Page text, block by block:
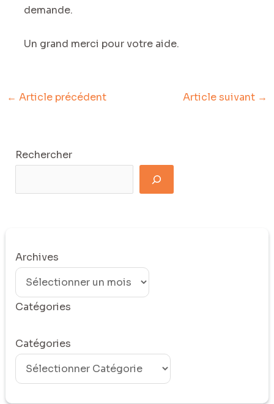
demande.
Un grand merci pour votre aide.
← Article précédent Article suivant →
Rechercher
Archives
Catégories
Catégories